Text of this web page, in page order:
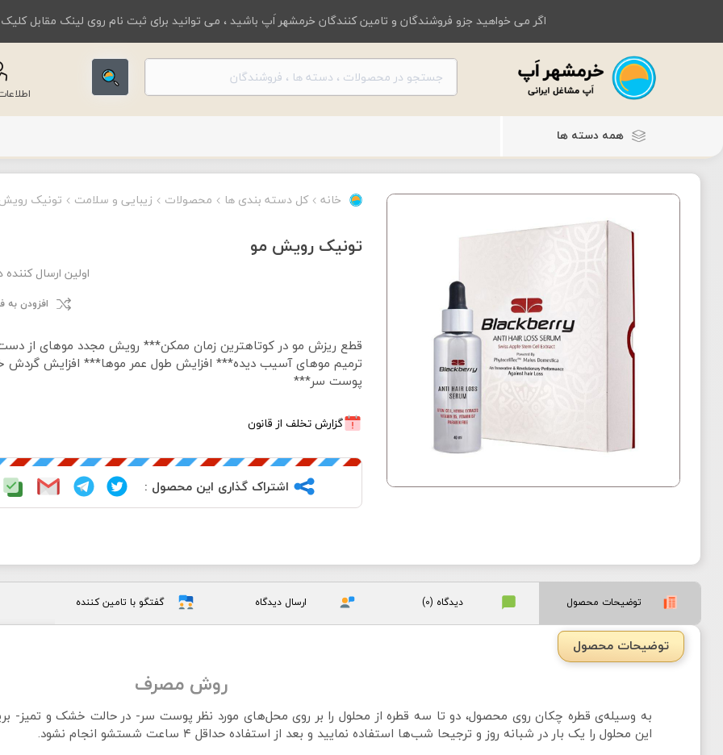
اگر می خواهید جزو فروشندگان و تامین کنندگان خرمشهر اَپ باشید ، می توانید برای ثبت نام روی لینک مقابل
همه دسته ها
خانه کل دسته بندی ها محصولات زیبایی و سلامت تونیک
تونیک رویش مو
اولین ارسال
افزودن به
قطع ریزش مو در کوتاهترین زمان ممکن*** رویش مجدد موهای از
ترمیم موهای آسیب دیده*** افزایش طول عمر موها*** افزایش گردش
پوست سر***
گزارش تخلف از قانون
اشتراک گذاری این محصول :
توضیحات محصول دیدگاه (0) ارسال دیدگاه گفتگو با تامین کننده
توضیحات محصول
روش مصرف
به وسیله‌ی قطره چکان روی محصول، دو تا سه قطره از محلول را بر روی محل‌های مورد نظر پوست سر- در حالت خشک و
این محلول را یک بار در شبانه روز و ترجیحا شب‌ها استفاده نمایید و بعد از استفاده حداقل ۴ ساعت شستشو انجام نشود.